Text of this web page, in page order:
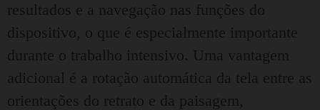
resultados e a navegação nas funções do
dispositivo, o que é especialmente importante
durante o trabalho intensivo. Uma vantagem
adicional é a rotação automática da tela entre as
orientações do retrato e da paisagem,